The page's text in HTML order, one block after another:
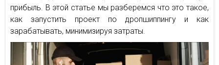
прибыль. В этой статье мы разберемся что это такое,
как запустить проект по дропшиппингу и как
зарабатывать, минимизируя затраты.